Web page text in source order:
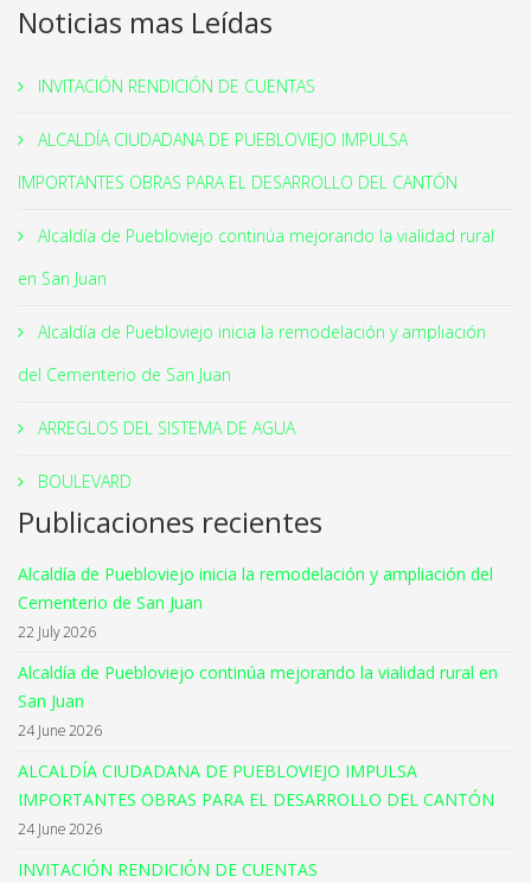
Noticias mas Leídas
INVITACIÓN RENDICIÓN DE CUENTAS
ALCALDÍA CIUDADANA DE PUEBLOVIEJO IMPULSA
IMPORTANTES OBRAS PARA EL DESARROLLO DEL CANTÓN
Alcaldía de Puebloviejo continúa mejorando la vialidad rural
en San Juan
Alcaldía de Puebloviejo inicia la remodelación y ampliación
del Cementerio de San Juan
ARREGLOS DEL SISTEMA DE AGUA
BOULEVARD
Publicaciones recientes
Alcaldía de Puebloviejo inicia la remodelación y ampliación del
Cementerio de San Juan
22 July 2026
Alcaldía de Puebloviejo continúa mejorando la vialidad rural en
San Juan
24 June 2026
ALCALDÍA CIUDADANA DE PUEBLOVIEJO IMPULSA
IMPORTANTES OBRAS PARA EL DESARROLLO DEL CANTÓN
24 June 2026
INVITACIÓN RENDICIÓN DE CUENTAS